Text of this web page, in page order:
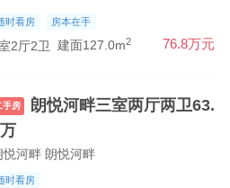
时看房 房本在手
2厅2卫 建面127.0m2 76.8万元
手房
悦河畔 朗悦河畔
时看房